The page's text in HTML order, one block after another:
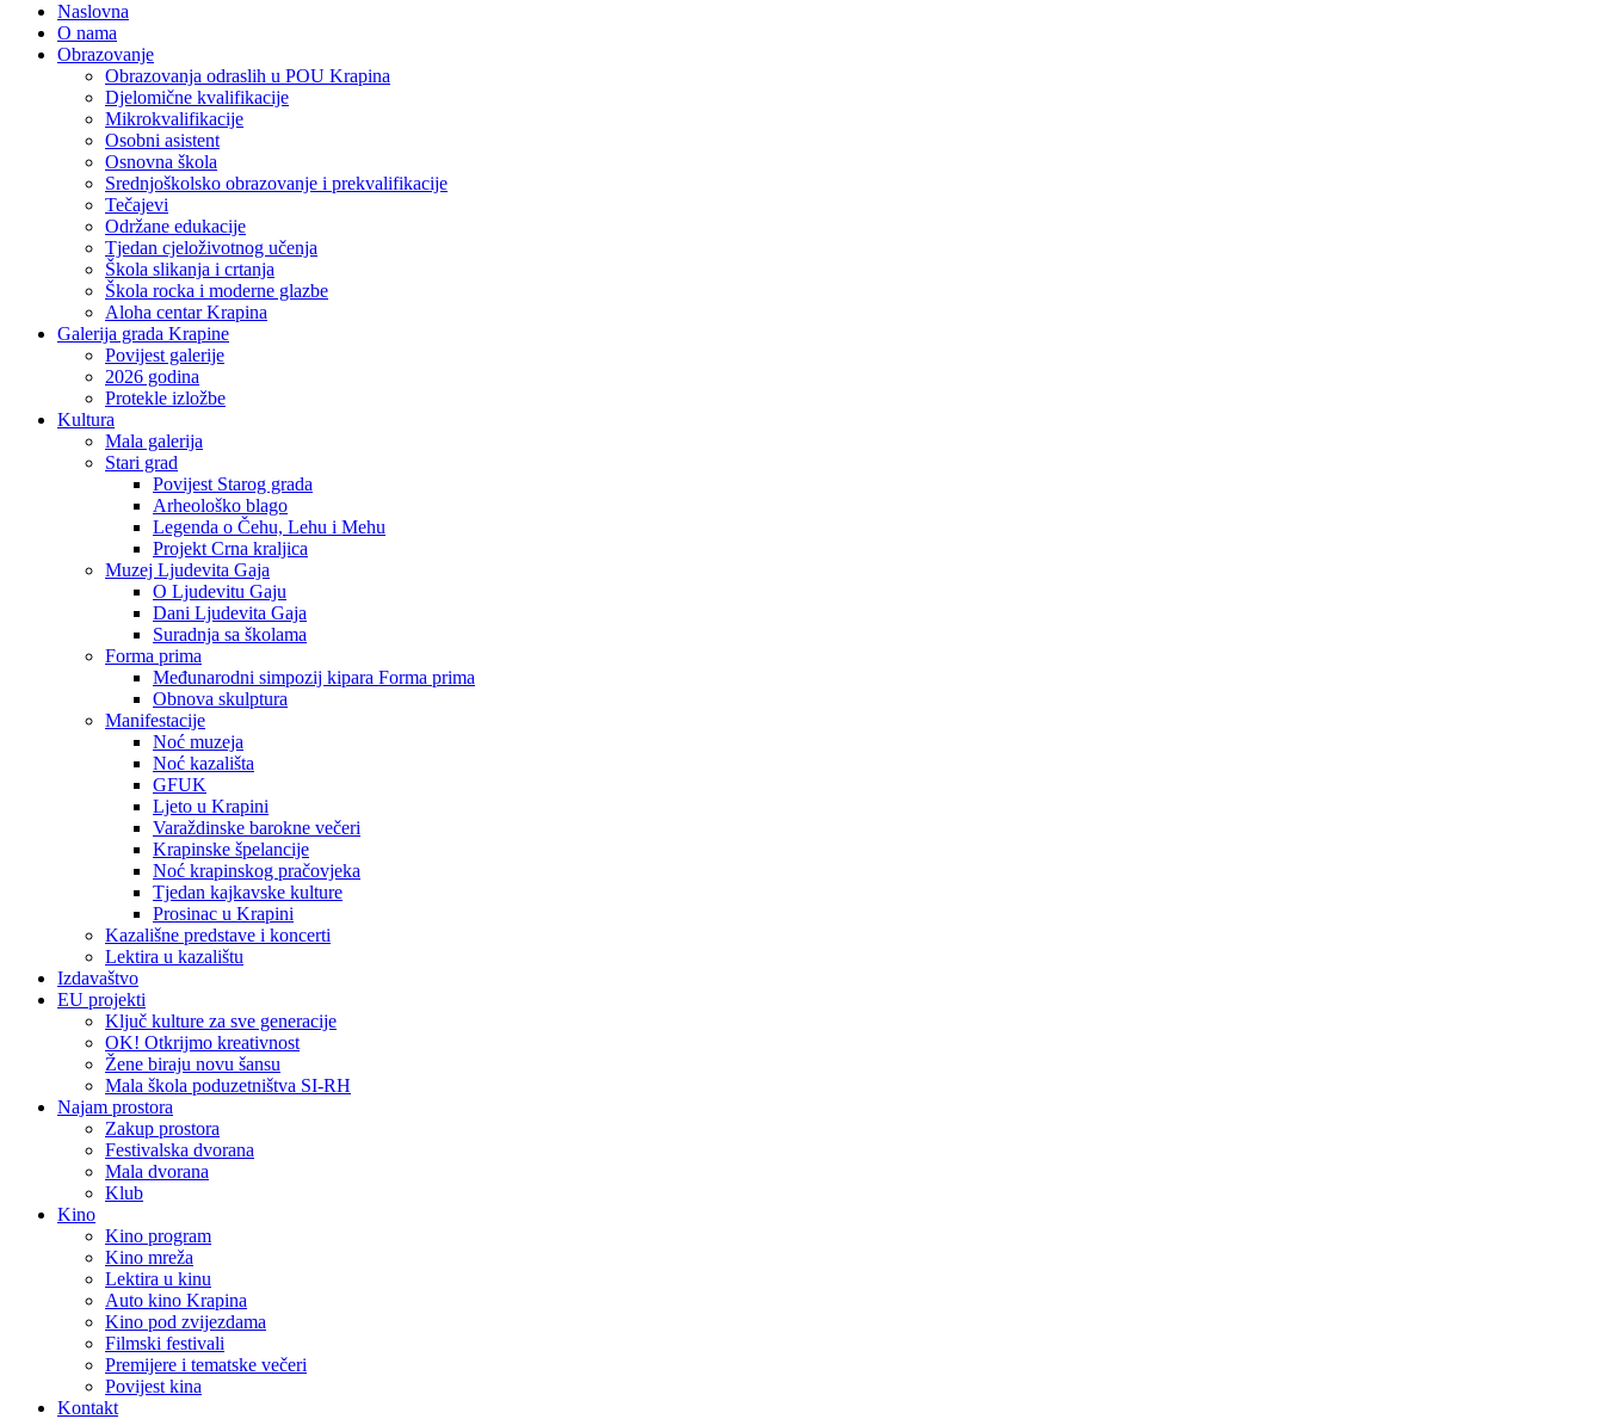
Naslovna
O nama
Obrazovanje
Obrazovanja odraslih u POU Krapina
Djelomične kvalifikacije
Mikrokvalifikacije
Osobni asistent
Osnovna škola
Srednjoškolsko obrazovanje i prekvalifikacije
Tečajevi
Održane edukacije
Tjedan cjeloživotnog učenja
Škola slikanja i crtanja
Škola rocka i moderne glazbe
Aloha centar Krapina
Galerija grada Krapine
Povijest galerije
2026 godina
Protekle izložbe
Kultura
Mala galerija
Stari grad
Povijest Starog grada
Arheološko blago
Legenda o Čehu, Lehu i Mehu
Projekt Crna kraljica
Muzej Ljudevita Gaja
O Ljudevitu Gaju
Dani Ljudevita Gaja
Suradnja sa školama
Forma prima
Međunarodni simpozij kipara Forma prima
Obnova skulptura
Manifestacije
Noć muzeja
Noć kazališta
GFUK
Ljeto u Krapini
Varaždinske barokne večeri
Krapinske špelancije
Noć krapinskog pračovjeka
Tjedan kajkavske kulture
Prosinac u Krapini
Kazališne predstave i koncerti
Lektira u kazalištu
Izdavaštvo
EU projekti
Ključ kulture za sve generacije
OK! Otkrijmo kreativnost
Žene biraju novu šansu
Mala škola poduzetništva SI-RH
Najam prostora
Zakup prostora
Festivalska dvorana
Mala dvorana
Klub
Kino
Kino program
Kino mreža
Lektira u kinu
Auto kino Krapina
Kino pod zvijezdama
Filmski festivali
Premijere i tematske večeri
Povijest kina
Kontakt